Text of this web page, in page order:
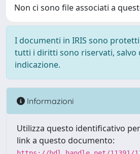
Non ci sono file associati a
I documenti in IRIS sono
tutti i diritti sono riservati, salvo
indicazione.
Informazioni
Utilizza questo identificativo
link a questo documento: